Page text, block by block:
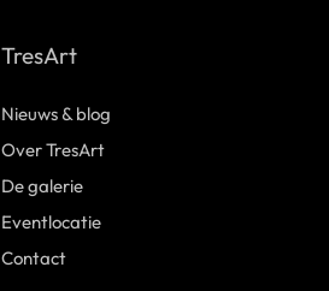
TresArt
Nieuws & blog
Over TresArt
De galerie
Eventlocatie
Contact